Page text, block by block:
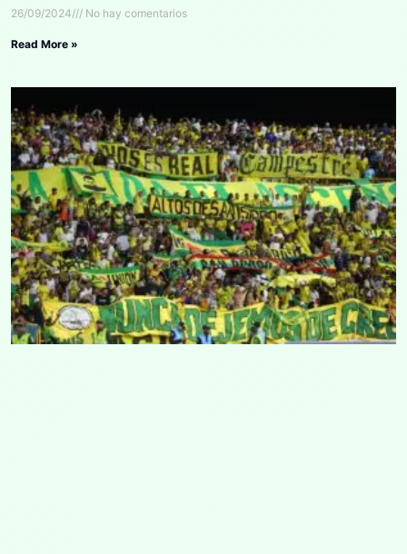
26/09/2024 No hay comentarios
Read More »